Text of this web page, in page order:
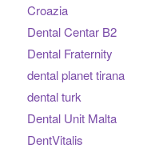
Croazia
Dental Centar B2
Dental Fraternity
dental planet tirana
dental turk
Dental Unit Malta
DentVitalis